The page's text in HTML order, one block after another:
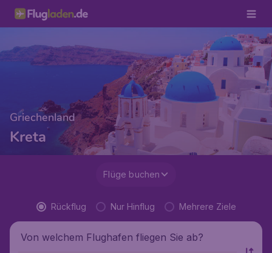
Griechenland
Kreta
Flüge buchen
Rückflug Nur Hinflug Mehrere Ziele
Von welchem Flughafen fliegen Sie ab?